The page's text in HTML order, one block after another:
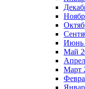
Июнь
Май
Март